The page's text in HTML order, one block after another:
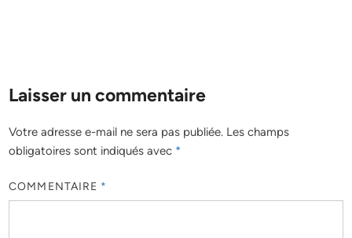
Laisser un commentaire
Votre adresse e-mail ne sera pas publiée. Les champs
obligatoires sont indiqués avec *
COMMENTAIRE *